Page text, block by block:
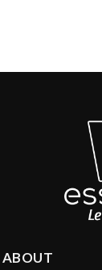
ABOUT